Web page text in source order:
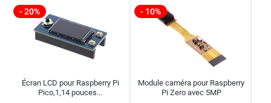
- 20%
Écran LCD pour Raspberry Pi
Pico,1,14 pouces...
- 10%
Module caméra pour Raspberry
Pi Zero avec 5MP